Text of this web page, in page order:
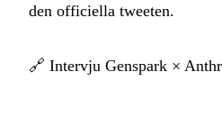
den officiella tweeten.
🔗 Intervju Genspark ×